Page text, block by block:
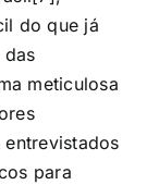
do que já
meticulosa
para